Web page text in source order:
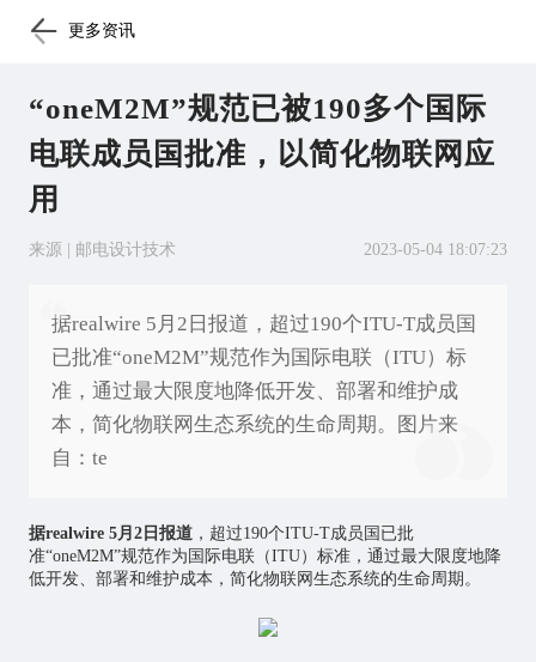
更多资讯
“oneM2M”规范已被190多个国际
电联成员国批准，以简化物联网应
用
来源 | 邮电设计技术 2023-05-04 18:07:23
据realwire 5月2日报道，超过190个ITU-T成员国
已批准“oneM2M”规范作为国际电联（ITU）标
准，通过最大限度地降低开发、部署和维护成
本，简化物联网生态系统的生命周期。图片来
自：te
据realwire 5月2日报道，超过190个ITU-T成员国已批
准“oneM2M”规范作为国际电联（ITU）标准，通过最大限度地降
低开发、部署和维护成本，简化物联网 生态系统的生命周期。